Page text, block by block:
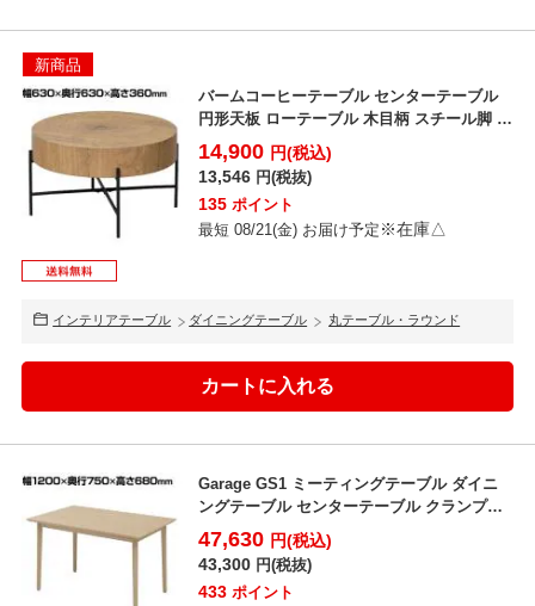
新商品
バームコーヒーテーブル センターテーブル
円形天板 ローテーブル 木目柄 スチール脚 ラ
ウンド型 リ...
14,900 円(税込)
13,546 円(税抜)
135 ポイント
最短 08/21(金) お届け予定 ※在庫△
インテリアテーブル ダイニングテーブル 丸テーブル・ラウンド
Garage GS1 ミーティングテーブル ダイニ
ングテーブル センターテーブル クランプ対
応 幅1...
47,630 円(税込)
43,300 円(税抜)
433 ポイント